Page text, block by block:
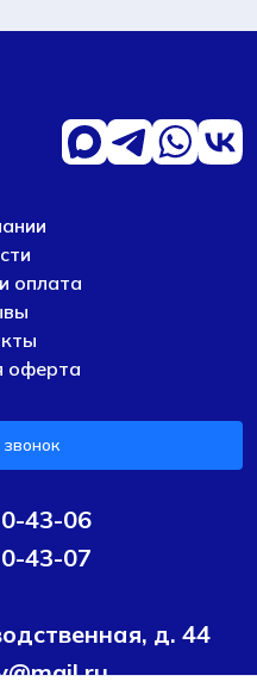
оплата
оферта
43-06
43-07
д. 44